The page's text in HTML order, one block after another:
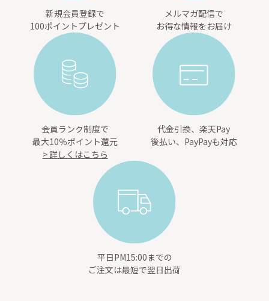
新規会員登録で
100ポイントプレゼント
メルマガ配信で
お得な情報をお届け
会員ランク制度で
最大10％ポイント還元
> 詳しくはこちら
代金引換、楽天Pay
後払い、PayPayも対応
平日PM15:00までの
ご注文は最短で翌日出荷